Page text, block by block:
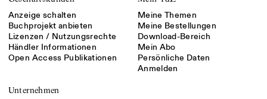
Anzeige schalten
Buchprojekt anbieten
Lizenzen / Nutzungsrechte
Händler Informationen
Open Access Publikationen
Meine Themen
Meine Bestellungen
Download-Bereich
Mein Abo
Persönliche Daten
Anmelden
Unternehmen